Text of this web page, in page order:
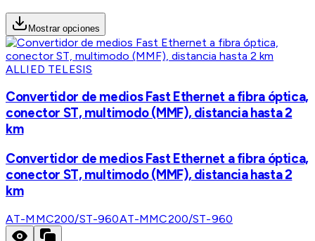
Mostrar opciones
ALLIED TELESIS
Convertidor de medios Fast Ethernet a fibra óptica,
conector ST, multimodo (MMF), distancia hasta 2
km
Convertidor de medios Fast Ethernet a fibra óptica,
conector ST, multimodo (MMF), distancia hasta 2
km
AT-MMC200/ST-960AT-MMC200/ST-960